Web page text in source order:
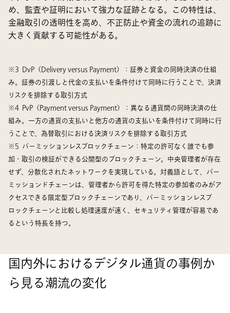
め、監査や証明において強力な証跡となる。この特性は、
金融取引の透明性を高め、不正防止や資金の流れの追跡に
大きく貢献する可能性がある。
※3 DvP（Delivery versus Payment）：証券と資金の同時決済の仕組
み。証券の引渡しと代金の支払いを条件付けて同時に行うことで、決済
リスクを排除する取引方式
※4 PvP（Payment versus Payment）：異なる通貨間の同時決済の仕
組み。一方の通貨の支払いと他方の通貨の支払いを条件付けて同時に行
うことで、為替取引における決済リスクを排除する取引方式
※5 パーミッションレスブロックチェーン：特定の許可なく誰でも参
加・取引の検証ができる公開型のブロックチェーン。中央管理者が存在
せず、分散化されたネットワークを実現している。対義語として、パー
ミッションドチェーンは、管理者から許可を得た特定の参加者のみがア
クセスできる限定型ブロックチェーンであり、パーミッションレスブ
ロックチェーンと比較し処理速度が速く、セキュリティ管理が容易であ
るという特長を持つ。
国内外におけるデジタル通貨の事例か
ら見る潮流の変化